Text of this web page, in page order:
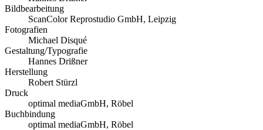
Bildbearbeitung
ScanColor Reprostudio GmbH, Leipzig
Fotografien
Michael Disqué
Gestaltung/Typografie
Hannes Drißner
Herstellung
Robert Stürzl
Druck
optimal mediaGmbH, Röbel
Buchbindung
optimal mediaGmbH, Röbel